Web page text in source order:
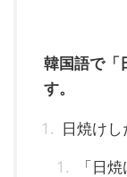
韓国語で「
す。
日焼け
「日